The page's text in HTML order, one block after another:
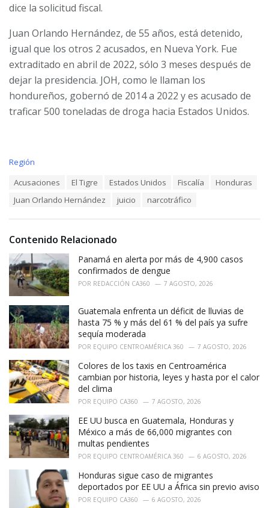
dice la solicitud fiscal.
Juan Orlando Hernández, de 55 años, está detenido,
igual que los otros 2 acusados, en Nueva York. Fue
extraditado en abril de 2022, sólo 3 meses después de
dejar la presidencia. JOH, como le llaman los
hondureños, gobernó de 2014 a 2022 y es acusado de
traficar 500 toneladas de droga hacia Estados Unidos.
C
g
i
s
:
Región
g
Acusaciones El Tigre Estados Unidos Fiscalía
Honduras
Juan Orlando Hernández
juicio narcotráfico
Contenido Relacionado
Panamá en alerta por más de 4,900 casos
confirmados de dengue
POR REDACCIÓN CA360 7 AGOSTO, 2026
Guatemala enfrenta un déficit de lluvias de
hasta 75 % y más del 61 % del país ya sufre
sequía moderada
POR EQUIPO CENTROAMÉRICA 360 7 AGOSTO, 2026
Colores de los taxis en Centroamérica
cambian por historia, leyes y hasta por el calor
del clima
POR EQUIPO CA360 7 AGOSTO, 2026
EE UU busca en Guatemala, Honduras y
México a más de 66,000 migrantes con
multas pendientes
POR EQUIPO CENTROAMÉRICA 360 6 AGOSTO, 2026
Honduras sigue caso de migrantes
deportados por EE UU a África sin previo aviso
POR EQUIPO CA360 6 AGOSTO, 2026